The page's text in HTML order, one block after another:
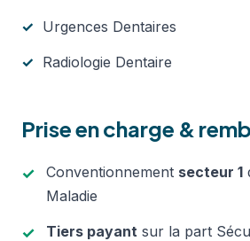
Urgences Dentaires
Radiologie Dentaire
Prise en charge &
Conventionnement secteur 1
Maladie
Tiers payant sur la part